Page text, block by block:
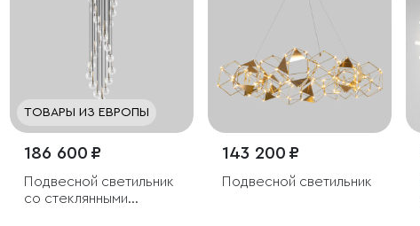
ТОВАРЫ ИЗ ЕВРОПЫ
186 600 ₽
Подвесной светильник
со стеклянными
143 200 ₽
Подвесной светильник